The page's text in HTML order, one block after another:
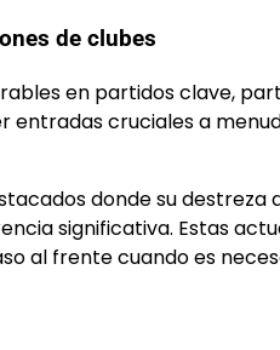
de clubes
en partidos clave,
entradas cruciales a
donde su
significativa. Estas
al frente cuando es